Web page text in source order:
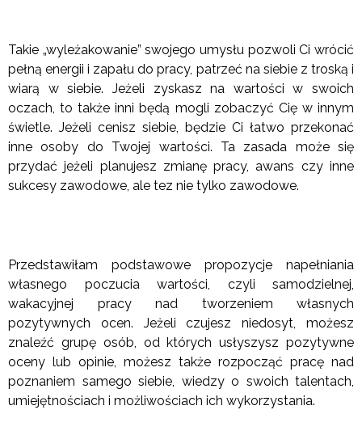
Takie „wyleżakowanie” swojego umysłu pozwoli Ci wrócić
pełną energii i zapału do pracy, patrzeć na siebie z troską i
wiarą w siebie. Jeżeli zyskasz na wartości w swoich
oczach, to także inni będą mogli zobaczyć Cię w innym
świetle. Jeżeli cenisz siebie, będzie Ci łatwo przekonać
inne osoby do Twojej wartości. Ta zasada może się
przydać jeżeli planujesz zmianę pracy, awans czy inne
sukcesy zawodowe, ale tez nie tylko zawodowe.
Przedstawiłam podstawowe propozycje napełniania
własnego poczucia wartości, czyli samodzielnej,
wakacyjnej pracy nad tworzeniem własnych
pozytywnych ocen. Jeżeli czujesz niedosyt, możesz
znaleźć grupę osób, od których usłyszysz pozytywne
oceny lub opinie, możesz także rozpocząć pracę nad
poznaniem samego siebie, wiedzy o swoich talentach,
umiejętnościach i możliwościach ich wykorzystania.